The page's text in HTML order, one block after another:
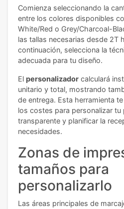
Comienza seleccionando la
entre los colores disponibles
White/Red o Grey/Charcoal-
las tallas necesarias desde 2T
continuación, selecciona la
adecuada para tu diseño.
El personalizador calculará
unitario y total, mostrando
de entrega. Esta herramienta
los costes para personalizar tu
transparente y planificar la
necesidades.
Zonas de
tamaños para
personalizarlo
Las áreas principales de